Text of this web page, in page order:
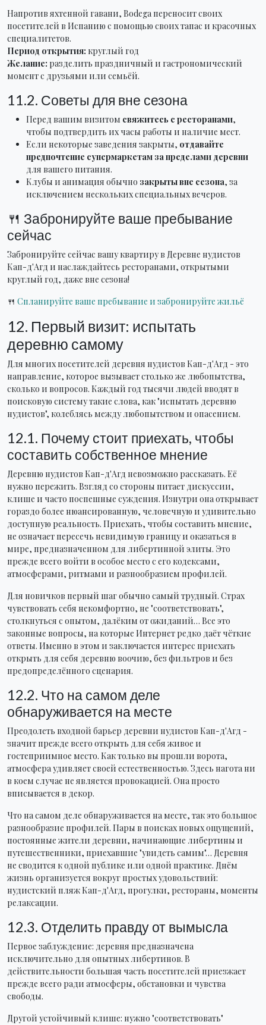
Напротив яхтенной гавани, Bodega переносит своих
посетителей в Испанию с помощью своих тапас и красочных
специалитетов.
Период открытия: круглый год
Желание: разделить праздничный и гастрономический
момент с друзьями или семьёй.
11.2. Советы для вне сезона
Перед вашим визитом свяжитесь с ресторанами,
чтобы подтвердить их часы работы и наличие мест.
Если некоторые заведения закрыты, отдавайте
предпочтение супермаркетам за пределами деревни
для вашего питания.
Клубы и анимация обычно закрыты вне сезона, за
исключением нескольких специальных вечеров.
🍴 Забронируйте ваше пребывание
сейчас
Забронируйте сейчас вашу квартиру в Деревне нудистов
Кап-д'Агд и наслаждайтесь ресторанами, открытыми
круглый год, даже вне сезона!
🍴 Спланируйте ваше пребывание и забронируйте жильё
12. Первый визит: испытать
деревню самому
Для многих посетителей деревня нудистов Кап-д'Агд - это
направление, которое вызывает столько же любопытства,
сколько и вопросов. Каждый год тысячи людей вводят в
поисковую систему такие слова, как "испытать деревню
нудистов", колеблясь между любопытством и опасением.
12.1. Почему стоит приехать, чтобы
составить собственное мнение
Деревню нудистов Кап-д'Агд невозможно рассказать. Её
нужно пережить. Взгляд со стороны питает дискуссии,
клише и часто поспешные суждения. Изнутри она открывает
гораздо более нюансированную, человечную и удивительно
доступную реальность. Приехать, чтобы составить мнение,
не означает пересечь невидимую границу и оказаться в
мире, предназначенном для либертинной элиты. Это
прежде всего войти в особое место с его кодексами,
атмосферами, ритмами и разнообразием профилей.
Для новичков первый шаг обычно самый трудный. Страх
чувствовать себя некомфортно, не "соответствовать",
столкнуться с опытом, далёким от ожиданий… Все это
законные вопросы, на которые Интернет редко даёт чёткие
ответы. Именно в этом и заключается интерес приехать
открыть для себя деревню воочию, без фильтров и без
предопределённого сценария.
12.2. Что на самом деле
обнаруживается на месте
Преодолеть входной барьер деревни нудистов Кап-д'Агд -
значит прежде всего открыть для себя живое и
гостеприимное место. Как только вы прошли ворота,
атмосфера удивляет своей естественностью. Здесь нагота ни
в коем случае не является провокацией. Она просто
вписывается в декор.
Что на самом деле обнаруживается на месте, так это большое
разнообразие профилей. Пары в поисках новых ощущений,
постоянные жители деревни, начинающие либертины и
путешественники, приехавшие "увидеть самим"… Деревня
не сводится к одной публике или одной практике. Днём
жизнь организуется вокруг простых удовольствий:
нудистский пляж Кап-д'Агд, прогулки, рестораны, моменты
релаксации.
12.3. Отделить правду от вымысла
Первое заблуждение: деревня предназначена
исключительно для опытных либертинов. В
действительности большая часть посетителей приезжает
прежде всего ради атмосферы, обстановки и чувства
свободы.
Другой устойчивый клише: нужно "соответствовать"